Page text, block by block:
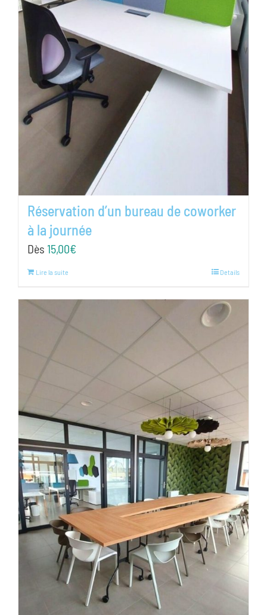
Réservation d’un bureau de coworker
à la journée
Dès 15,00€
Lire la suite Details